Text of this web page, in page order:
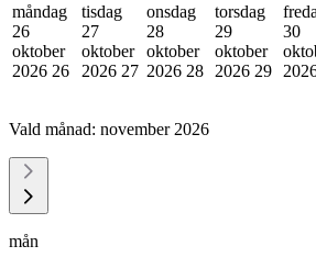
måndag
26
oktober
2026 26
tisdag
27
oktober
2026 27
onsdag
28
oktober
2026 28
torsdag
29
oktober
2026 29
30
Vald månad: november 2026
mån